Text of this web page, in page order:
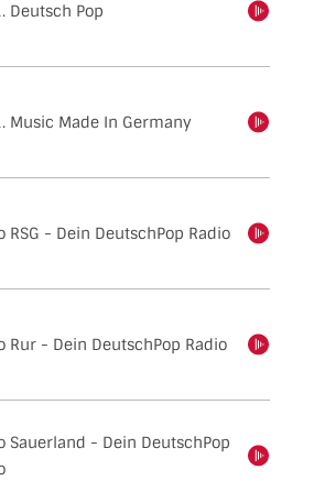
Deutsch Pop
Music Made In Germany
einschalten
RSG - Dein DeutschPop Radio
einschalten
Rur - Dein DeutschPop Radio
einschalten
Sauerland - Dein DeutschPop
einschalten